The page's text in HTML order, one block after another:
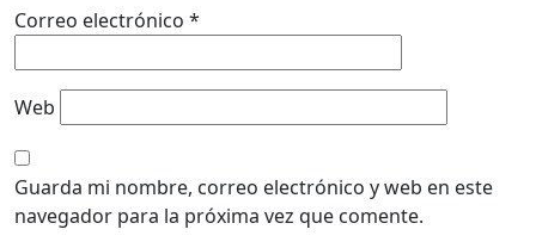
Correo electrónico *
Web
Guarda mi nombre, correo electrónico y web en este
navegador para la próxima vez que comente.